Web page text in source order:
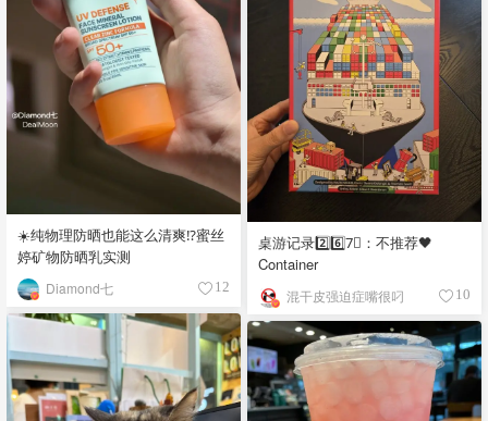
☀️纯物理防晒也能这么清爽⁉️蜜丝
婷矿物防晒乳实测
Diamond七 12
桌游记录2️⃣6️⃣7⃣️：不推荐🖤
Container
混干皮强迫症嘴很叼 10